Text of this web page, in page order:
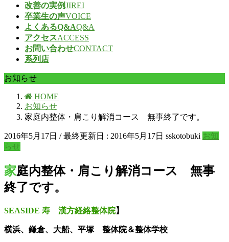
改善の実例JIREI
卒業生の声VOICE
よくあるQ&AQ&A
アクセスACCESS
お問い合わせCONTACT
系列店
お知らせ
HOME
お知らせ
家庭内整体・肩こり解消コース 無事終了です。
2016年5月17日 / 最終更新日 : 2016年5月17日 sskotobuki お知
らせ
家庭内整体・肩こり解消コース 無事
終了です。
SEASIDE 寿 漢方経絡整体院】
横浜、鎌倉、大船、平塚 整体院＆整体学校